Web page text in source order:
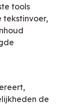
tools
de